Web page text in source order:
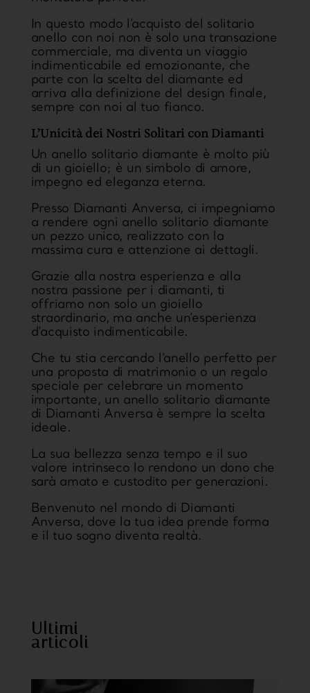
In questo modo l’acquisto del solitario
anello con noi non è solo una transazione
commerciale, ma diventa un viaggio
indimenticabile ed emozionante, che
parte con la scelta del diamante ed
arriva alla definizione del design finale,
sempre con noi al tuo fianco.
L’Unicità dei Nostri Solitari con Diamanti
Un anello solitario diamante è molto più
di un gioiello; è un simbolo di amore,
impegno ed eleganza eterna.
Presso Diamanti Anversa, ci impegniamo
a rendere ogni anello solitario diamante
un pezzo unico, realizzato con la
massima cura e attenzione ai dettagli.
Grazie alla nostra esperienza e alla
nostra passione per i diamanti, ti
offriamo non solo un gioiello
straordinario, ma anche un’esperienza
d’acquisto indimenticabile.
Che tu stia cercando l’anello perfetto per
una proposta di matrimonio o un regalo
speciale per celebrare un momento
importante, un anello solitario diamante
di Diamanti Anversa è sempre la scelta
ideale.
La sua bellezza senza tempo e il suo
valore intrinseco lo rendono un dono che
sarà amato e custodito per generazioni.
Benvenuto nel mondo di Diamanti
Anversa, dove la tua idea prende forma
e il tuo sogno diventa realtà.
Ultimi
articoli